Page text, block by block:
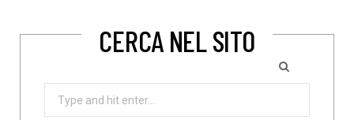
CERCA NEL SITO